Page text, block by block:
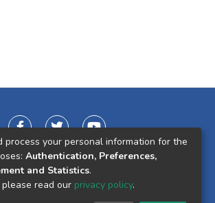
process your personal information for the
Authentication, Preferences,
and Statistics.
read our privacy policy.